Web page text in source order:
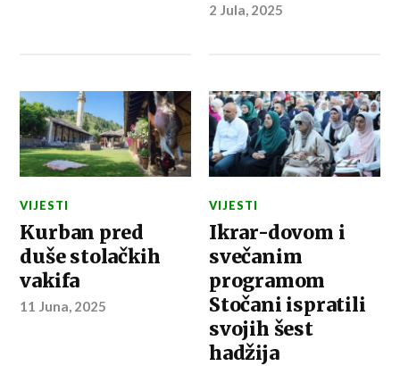
2 Jula, 2025
VIJESTI
Kurban pred
duše stolačkih
vakifa
11 Juna, 2025
VIJESTI
Ikrar-dovom i
svečanim
programom
Stočani ispratili
svojih šest
hadžija